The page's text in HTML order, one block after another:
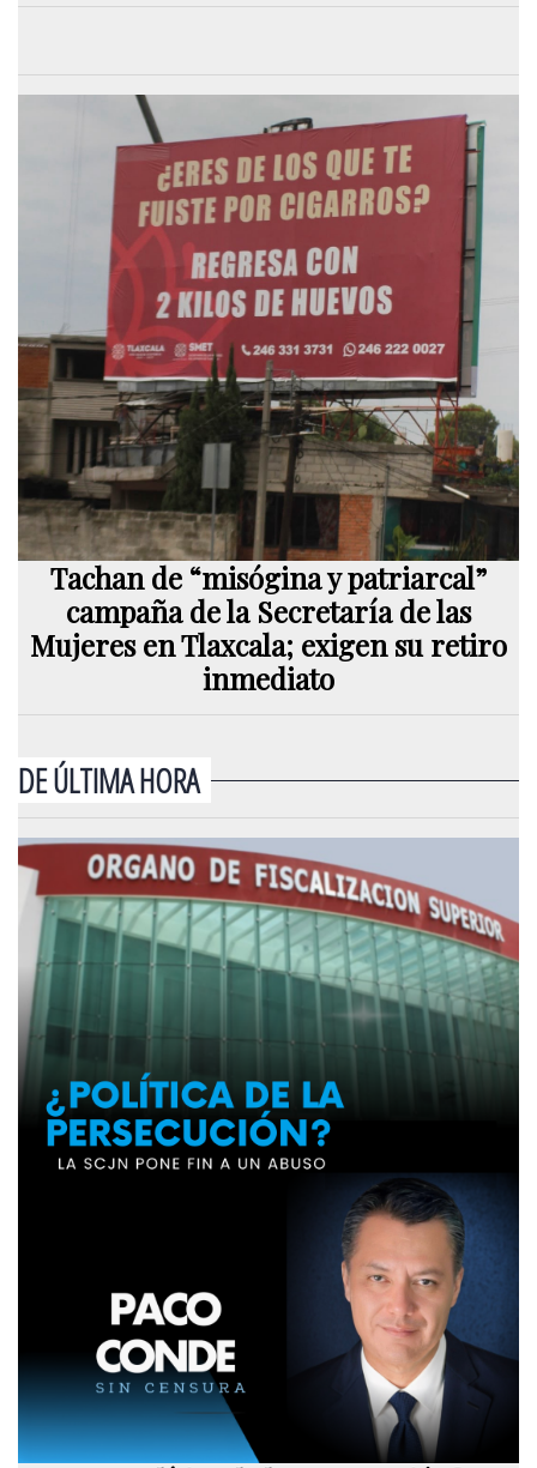
Tachan de “misógina y patriarcal”
campaña de la Secretaría de las
Mujeres en Tlaxcala; exigen su retiro
inmediato
DE ÚLTIMA HORA